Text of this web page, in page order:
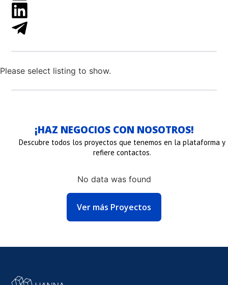
Please select listing to show.
¡HAZ NEGOCIOS CON NOSOTROS!
Descubre todos los proyectos que tenemos en la plataforma y
refiere contactos.
No data was found
Ver más Proyectos